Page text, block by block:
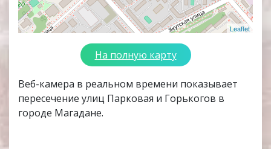
Leaflet
На полную карту
Веб-камера в реальном времени показывает
пересечение улиц Парковая и Горькогов в
городе Магадане.